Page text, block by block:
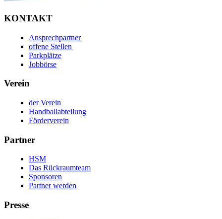
KONTAKT
Ansprechpartner
offene Stellen
Parkplätze
Jobbörse
Verein
der Verein
Handballabteilung
Förderverein
Partner
HSM
Das Rückraumteam
Sponsoren
Partner werden
Presse